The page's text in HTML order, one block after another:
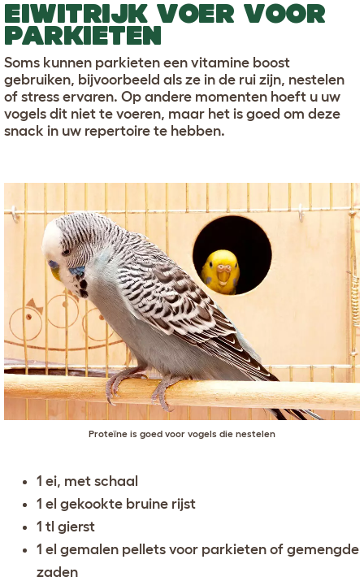
EIWITRIJK VOER VOOR
PARKIETEN
Soms kunnen parkieten een vitamine boost
gebruiken, bijvoorbeeld als ze in de rui zijn, nestelen
of stress ervaren. Op andere momenten hoeft u uw
vogels dit niet te voeren, maar het is goed om deze
snack in uw repertoire te hebben.
Proteïne is goed voor vogels die nestelen
1 ei, met schaal
1 el gekookte bruine rijst
1 tl gierst
1 el gemalen pellets voor parkieten of gemengde
zaden